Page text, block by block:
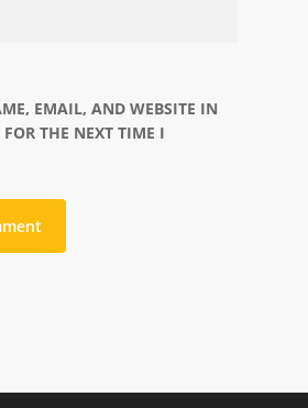
EMAIL, AND WEBSITE IN
THE NEXT TIME I